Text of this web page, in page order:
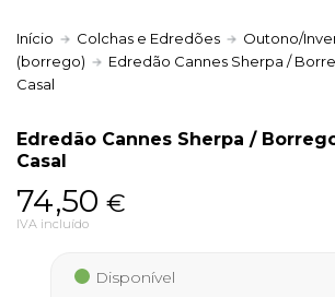
Início Colchas e Edredões Outono/
(borrego)
Edredão Cannes Sherpa /
Casal
Edredão Cannes Sherpa /
Casal
74,50 €
IVA incluído
Disponível